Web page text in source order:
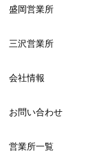
盛岡営業所
三沢営業所
会社情報
お問い合わせ
営業所一覧